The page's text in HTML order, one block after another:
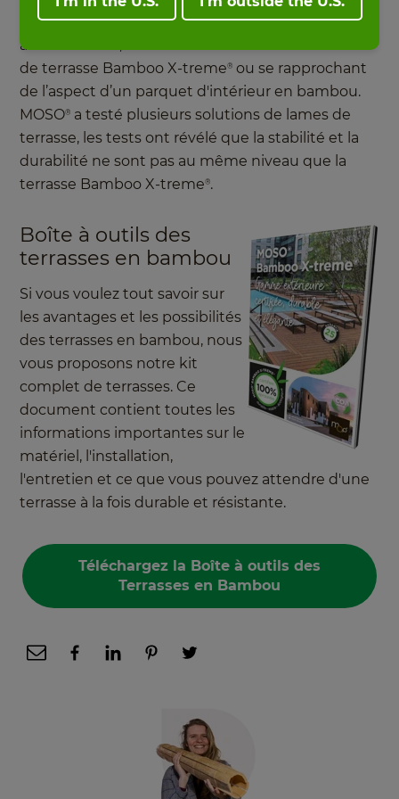
terrasse en bambou chaque année. Du brun clair
au brun foncé, ressemblant fortement à la lame
de terrasse Bamboo X-treme® ou se rapprochant
de l’aspect d’un parquet d'intérieur en bambou.
MOSO® a testé plusieurs solutions de lames de
terrasse, les tests ont révélé que la stabilité et la
durabilité ne sont pas au même niveau que la
terrasse Bamboo X-treme®.
Boîte à outils des
terrasses en bambou
Si vous voulez tout savoir sur
les avantages et les possibilités
des terrasses en bambou, nous
vous proposons notre kit
complet de terrasses. Ce
document contient toutes les
informations importantes sur le
matériel, l'installation,
l'entretien et ce que vous pouvez attendre d'une
terrasse à la fois durable et résistante.
Téléchargez la Boîte à outils des
Terrasses en Bambou